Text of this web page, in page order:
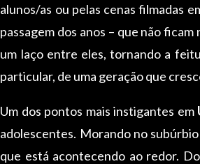
alunos/as ou pelas cenas filmadas
passagem dos anos – que não
um laço entre eles, tornando a
particular, de uma geração que
Um dos pontos mais instigantes em
adolescentes. Morando no
que está acontecendo ao redor.